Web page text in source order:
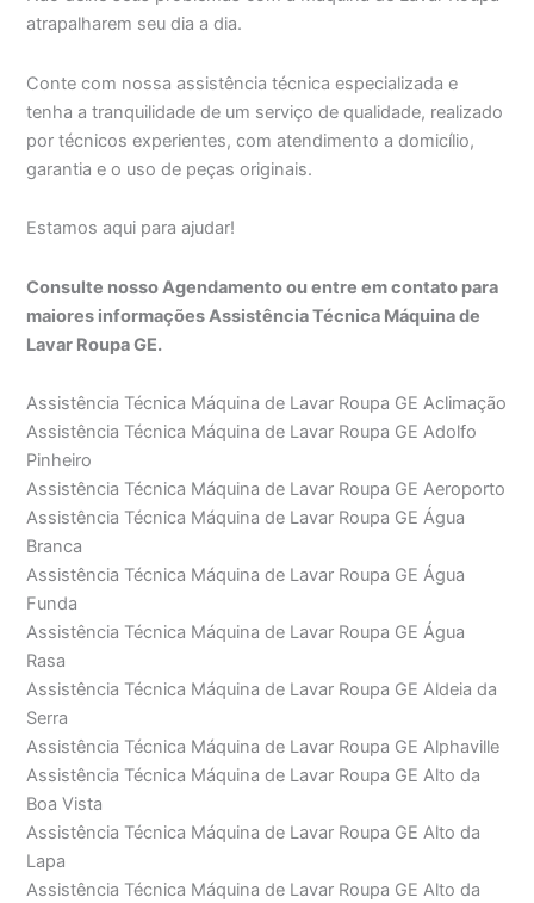
atrapalharem seu dia a dia.
Conte com nossa assistência técnica especializada e
tenha a tranquilidade de um serviço de qualidade, realizado
por técnicos experientes, com atendimento a domicílio,
garantia e o uso de peças originais.
Estamos aqui para ajudar!
Consulte nosso Agendamento ou entre em contato para
maiores informações Assistência Técnica Máquina de
Lavar Roupa GE.
Assistência Técnica Máquina de Lavar Roupa GE Aclimação
Assistência Técnica Máquina de Lavar Roupa GE Adolfo
Pinheiro
Assistência Técnica Máquina de Lavar Roupa GE Aeroporto
Assistência Técnica Máquina de Lavar Roupa GE Água
Branca
Assistência Técnica Máquina de Lavar Roupa GE Água
Funda
Assistência Técnica Máquina de Lavar Roupa GE Água
Rasa
Assistência Técnica Máquina de Lavar Roupa GE Aldeia da
Serra
Assistência Técnica Máquina de Lavar Roupa GE Alphaville
Assistência Técnica Máquina de Lavar Roupa GE Alto da
Boa Vista
Assistência Técnica Máquina de Lavar Roupa GE Alto da
Lapa
Assistência Técnica Máquina de Lavar Roupa GE Alto da